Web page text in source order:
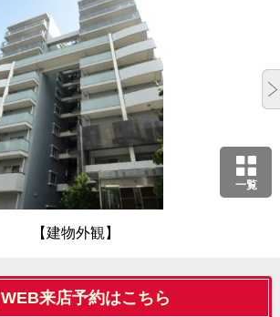
一覧
【建物外観】
WEB来店予約はこちら